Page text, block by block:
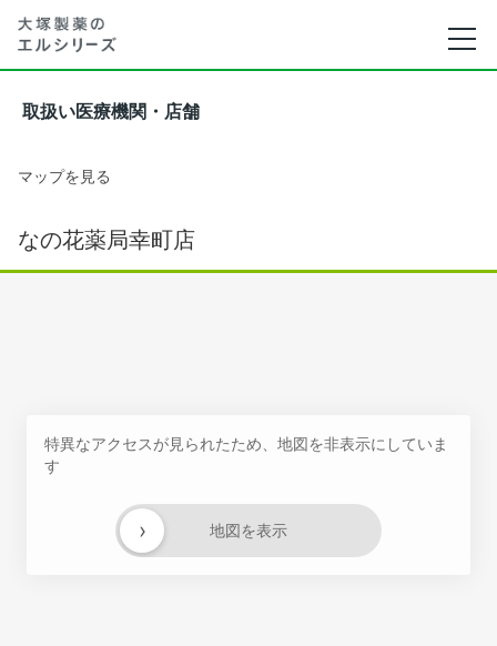
取扱い医療機関・店舗
マップを見る
なの花薬局幸町店
特異なアクセスが見られたため、地図を非表示にしていま
す
地図を表示
›